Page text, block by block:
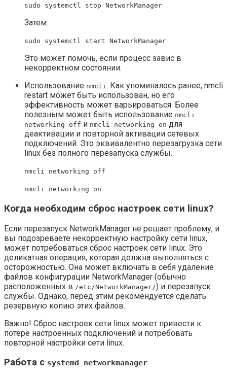
sudo systemctl stop NetworkManager
Затем:
sudo systemctl start NetworkManager
Это может помочь, если процесс завис в
некорректном состоянии.
Использование nmcli: Как упоминалось ранее, nmcli
restart может быть использован, но его
эффективность может варьироваться. Более
полезным может быть использование nmcli
networking off и nmcli networking on для
деактивации и повторной активации сетевых
подключений. Это эквивалентно перезагрузка сети
linux без полного перезапуска службы.
nmcli networking off
nmcli networking on
Когда необходим сброс настроек сети linux?
Если перезапуск NetworkManager не решает проблему, и
вы подозреваете некорректную настройку сети linux,
может потребоваться сброс настроек сети linux. Это
деликатная операция, которая должна выполняться с
осторожностью. Она может включать в себя удаление
файлов конфигурации NetworkManager (обычно
расположенных в /etc/NetworkManager/) и перезапуск
службы. Однако, перед этим рекомендуется сделать
резервную копию этих файлов.
Важно! Сброс настроек сети linux может привести к
потере настроенных подключений и потребовать
повторной настройки сети linux.
Работа с systemd networkmanager